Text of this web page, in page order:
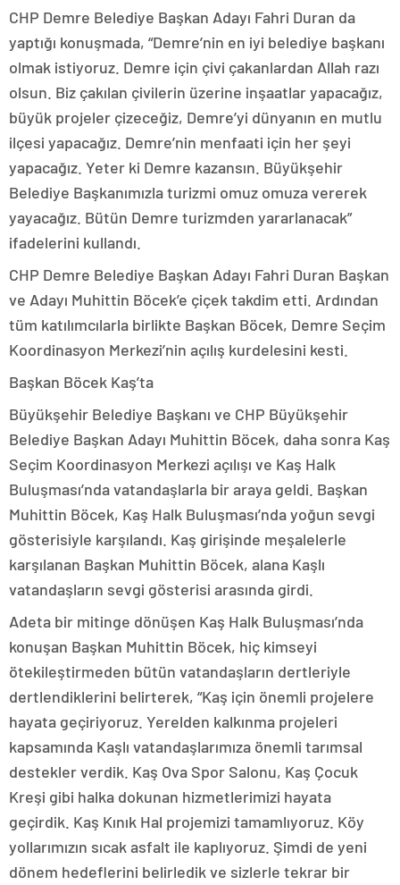
CHP Demre Belediye Başkan Adayı Fahri Duran da
yaptığı konuşmada, “Demre’nin en iyi belediye başkanı
olmak istiyoruz. Demre için çivi çakanlardan Allah razı
olsun. Biz çakılan çivilerin üzerine inşaatlar yapacağız,
büyük projeler çizeceğiz, Demre’yi dünyanın en mutlu
ilçesi yapacağız. Demre’nin menfaati için her şeyi
yapacağız. Yeter ki Demre kazansın. Büyükşehir
Belediye Başkanımızla turizmi omuz omuza vererek
yayacağız. Bütün Demre turizmden yararlanacak”
ifadelerini kullandı.
CHP Demre Belediye Başkan Adayı Fahri Duran Başkan
ve Adayı Muhittin Böcek’e çiçek takdim etti. Ardından
tüm katılımcılarla birlikte Başkan Böcek, Demre Seçim
Koordinasyon Merkezi’nin açılış kurdelesini kesti.
Başkan Böcek Kaş’ta
Büyükşehir Belediye Başkanı ve CHP Büyükşehir
Belediye Başkan Adayı Muhittin Böcek, daha sonra Kaş
Seçim Koordinasyon Merkezi açılışı ve Kaş Halk
Buluşması’nda vatandaşlarla bir araya geldi. Başkan
Muhittin Böcek, Kaş Halk Buluşması’nda yoğun sevgi
gösterisiyle karşılandı. Kaş girişinde meşalelerle
karşılanan Başkan Muhittin Böcek, alana Kaşlı
vatandaşların sevgi gösterisi arasında girdi.
Adeta bir mitinge dönüşen Kaş Halk Buluşması’nda
konuşan Başkan Muhittin Böcek, hiç kimseyi
ötekileştirmeden bütün vatandaşların dertleriyle
dertlendiklerini belirterek, “Kaş için önemli projelere
hayata geçiriyoruz. Yerelden kalkınma projeleri
kapsamında Kaşlı vatandaşlarımıza önemli tarımsal
destekler verdik. Kaş Ova Spor Salonu, Kaş Çocuk
Kreşi gibi halka dokunan hizmetlerimizi hayata
geçirdik. Kaş Kınık Hal projemizi tamamlıyoruz. Köy
yollarımızın sıcak asfalt ile kaplıyoruz. Şimdi de yeni
dönem hedeflerini belirledik ve sizlerle tekrar bir